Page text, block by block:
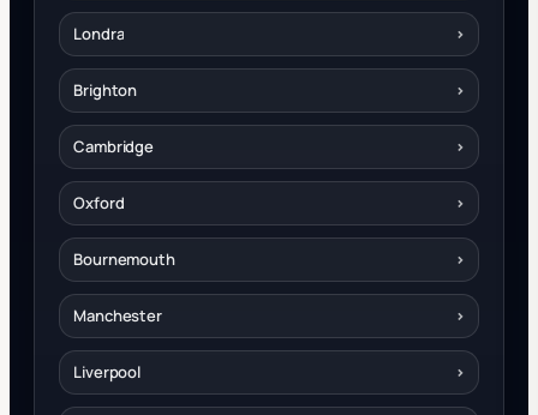
Londra ›
Brighton ›
Cambridge ›
Oxford ›
Bournemouth ›
Manchester ›
Liverpool ›